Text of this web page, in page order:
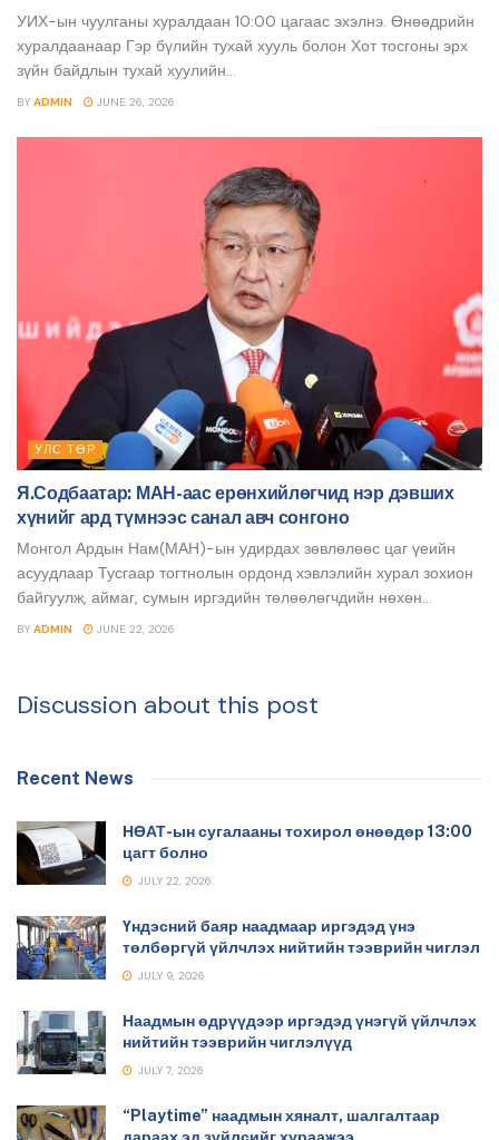
УИХ-ын чуулганы хуралдаан 10:00 цагаас эхэлнэ. Өнөөдрийн
хуралдаанаар Гэр бүлийн тухай хууль болон Хот тосгоны эрх
зүйн байдлын тухай хуулийн...
BY ADMIN JUNE 26, 2026
УЛС ТӨР
Я.Содбаатар: МАН-аас ерөнхийлөгчид нэр дэвших
хүнийг ард түмнээс санал авч сонгоно
Монгол Ардын Нам(МАН)-ын удирдах зөвлөлөөс цаг үеийн
асуудлаар Тусгаар тогтнолын ордонд хэвлэлийн хурал зохион
байгуулж, аймаг, сумын иргэдийн төлөөлөгчдийн нөхөн...
BY ADMIN JUNE 22, 2026
Discussion about this post
Recent News
НӨАТ-ын сугалааны тохирол өнөөдөр 13:00
цагт болно
JULY 22, 2026
Үндэсний баяр наадмаар иргэдэд үнэ
төлбөргүй үйлчлэх нийтийн тээврийн чиглэл
JULY 9, 2026
Наадмын өдрүүдээр иргэдэд үнэгүй үйлчлэх
нийтийн тээврийн чиглэлүүд
JULY 7, 2026
“Playtime” наадмын хяналт, шалгалтаар
дараах эд зүйлсийг хураажээ